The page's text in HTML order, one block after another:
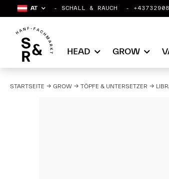
AT SCHALL & RAUCH
HEAD GROW
STARTSEITE GROW TÖPFE & UNTERSETZER